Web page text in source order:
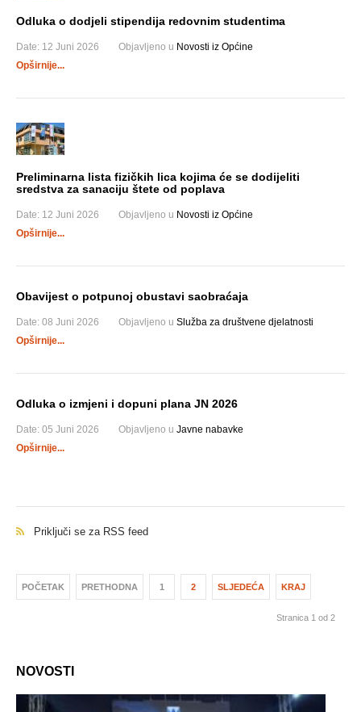
Odluka o dodjeli stipendija redovnim studentima
Date: 12 Juni 2026 Objavljeno u Novosti iz Općine
Opširnije...
Preliminarna lista fizičkih lica kojima će se dodijeliti
sredstva za sanaciju štete od poplava
Date: 12 Juni 2026 Objavljeno u Novosti iz Općine
Opširnije...
Obavijest o potpunoj obustavi saobraćaja
Date: 08 Juni 2026 Objavljeno u Služba za društvene djelatnosti
Opširnije...
Odluka o izmjeni i dopuni plana JN 2026
Date: 05 Juni 2026 Objavljeno u Javne nabavke
Opširnije...
Priključi se za RSS feed
POČETAK PRETHODNA 1 2 SLJEDEĆA KRAJ
Stranica 1 od 2
NOVOSTI